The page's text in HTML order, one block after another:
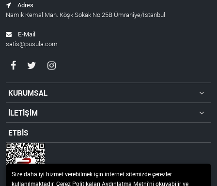
Adres
Namık Kemal Mah. Köşk Sokak No:25B Ümraniye/İstanbul
E-Mail
satis@pusula.com
KURUMSAL
İLETİŞİM
ETBİS
Size daha iyi hizmet verebilmek için internet sitemizde çerezler
kullanılmaktadır. Çerez Politikaları Aydınlatma Metni’ni okuyabilir ve